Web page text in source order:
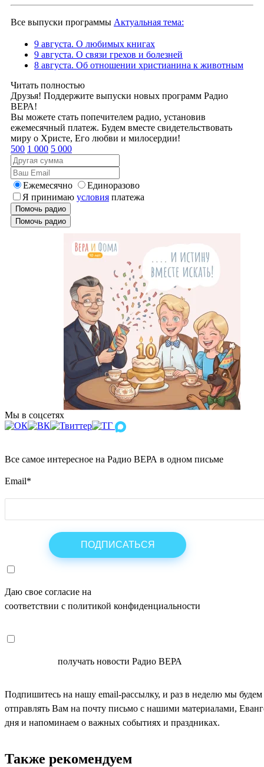
Все выпуски программы Актуальная тема:
9 августа. О любимых книгах
9 августа. О связи грехов и болезней
8 августа. Об отношении христианина к животным
Читать полностью
Друзья! Поддержите выпуски новых программ Радио
ВЕРА!
Вы можете стать попечителем радио, установив
ежемесячный платеж. Будем вместе свидетельствовать
миру о Христе, Его любви и милосердии!
500 1 000 5 000
Ежемесячно
Единоразово
Я принимаю условия платежа
Помочь радио
Помочь радио
Мы в соцсетях
Все самое интересное на Радио ВЕРА в одном письме
Email*
Даю свое согласие на
соответствии с политикой конфиденциальности
получать новости Радио ВЕРА
Подпишитесь на нашу email-рассылку, и раз в неделю мы будем
отправлять Вам на почту письмо с нашими материалами,
дня и напоминаем о важных событиях и праздниках.
Также рекомендуем